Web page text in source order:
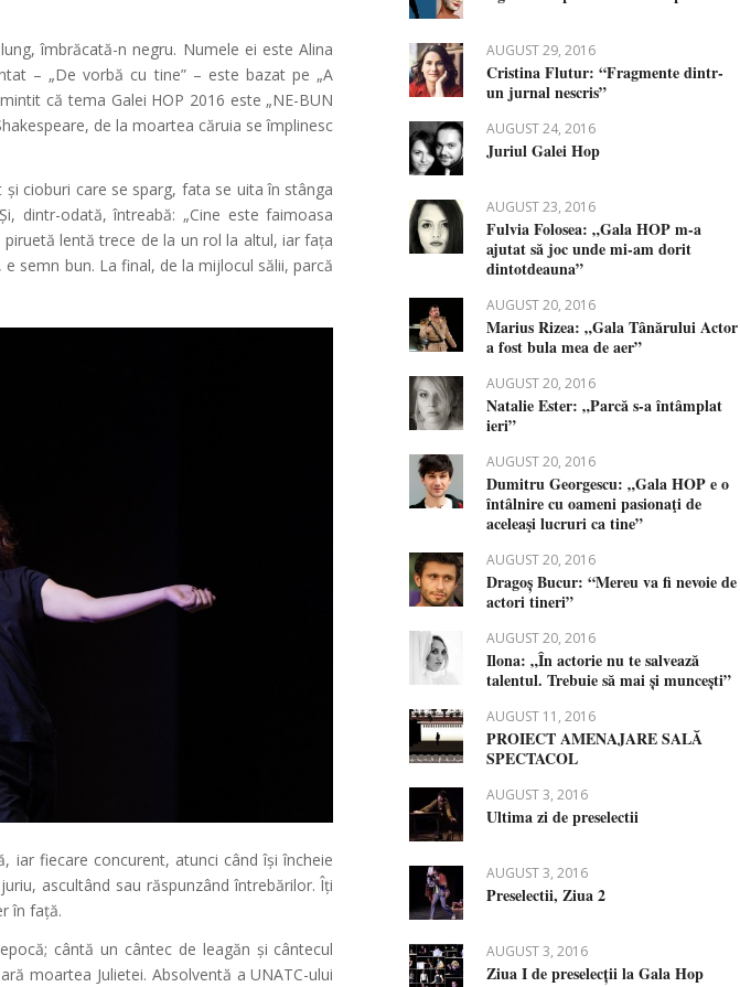
îmbrăcată-n negru. Numele ei este Alina
– „De vorbă cu tine” – este bazat pe „A
că tema Galei HOP 2016 este „NE-BUN
de la moartea căruia se împlinesc
cioburi care se sparg, fata se uita în stânga
dintr-odată, întreabă: „Cine este faimoasa
lentă trece de la un rol la altul, iar fața
semn bun. La final, de la mijlocul sălii, parcă
iar fiecare concurent, atunci când își încheie
ascultând sau răspunzând întrebărilor. Îți
în față.
cântă un cântec de leagăn și cântecul
moartea Julietei. Absolventă a UNATC-ului
AUGUST 29, 2016
Cristina Flutur: “Fragmente dintr-
un jurnal nescris”
AUGUST 24, 2016
Juriul Galei Hop
AUGUST 23, 2016
Fulvia Folosea: „Gala HOP m-a
ajutat să joc unde mi-am dorit
dintotdeauna”
AUGUST 20, 2016
Marius Rizea: „Gala Tânărului Actor
a fost bula mea de aer”
AUGUST 20, 2016
Natalie Ester: „Parcă s-a întâmplat
ieri”
AUGUST 20, 2016
Dumitru Georgescu: „Gala HOP e o
întâlnire cu oameni pasionaţi de
aceleaşi lucruri ca tine”
AUGUST 20, 2016
Dragoș Bucur: “Mereu va fi nevoie de
actori tineri”
AUGUST 20, 2016
Ilona: „În actorie nu te salvează
talentul. Trebuie să mai și muncești”
AUGUST 11, 2016
PROIECT AMENAJARE SALĂ
SPECTACOL
AUGUST 3, 2016
Ultima zi de preselectii
AUGUST 3, 2016
Preselectii, Ziua 2
AUGUST 3, 2016
Ziua I de preselecții la Gala Hop